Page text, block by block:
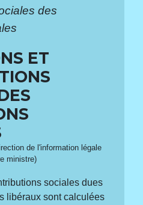
des
ET
de l'information légale
ministre)
sociales dues
libéraux sont calculées